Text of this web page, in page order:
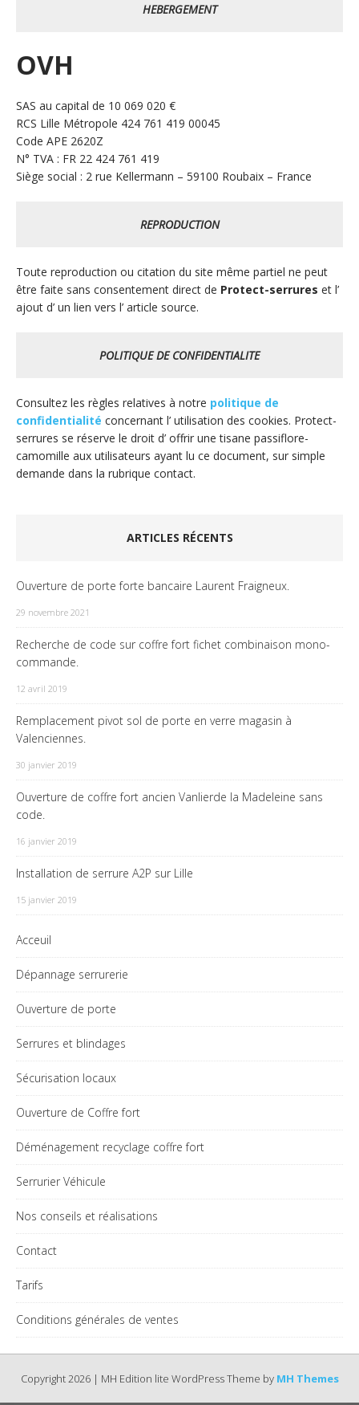
HEBERGEMENT
OVH
SAS au capital de 10 069 020 €
RCS Lille Métropole 424 761 419 00045
Code APE 2620Z
N° TVA : FR 22 424 761 419
Siège social : 2 rue Kellermann – 59100 Roubaix – France
REPRODUCTION
Toute reproduction ou citation du site même partiel ne peut
être faite sans consentement direct de Protect-serrures et l’
ajout d’ un lien vers l’ article source.
POLITIQUE DE CONFIDENTIALITE
Consultez les règles relatives à notre politique de
confidentialité concernant l’ utilisation des cookies. Protect-
serrures se réserve le droit d’ offrir une tisane passiflore-
camomille aux utilisateurs ayant lu ce document, sur simple
demande dans la rubrique contact.
ARTICLES RÉCENTS
Ouverture de porte forte bancaire Laurent Fraigneux.
29 novembre 2021
Recherche de code sur coffre fort fichet combinaison mono-
commande.
12 avril 2019
Remplacement pivot sol de porte en verre magasin à
Valenciennes.
30 janvier 2019
Ouverture de coffre fort ancien Vanlierde la Madeleine sans
code.
16 janvier 2019
Installation de serrure A2P sur Lille
15 janvier 2019
Acceuil
Dépannage serrurerie
Ouverture de porte
Serrures et blindages
Sécurisation locaux
Ouverture de Coffre fort
Déménagement recyclage coffre fort
Serrurier Véhicule
Nos conseils et réalisations
Contact
Tarifs
Conditions générales de ventes
Copyright 2026 | MH Edition lite WordPress Theme by MH Themes